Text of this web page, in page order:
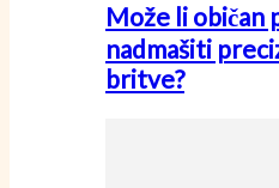
Može li običan
nadmašiti
britve?